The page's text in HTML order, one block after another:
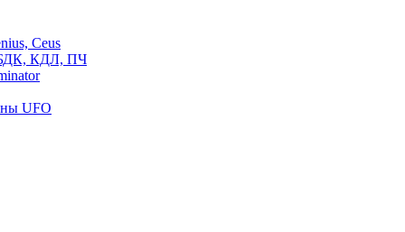
Ceus
КДЛ, ПЧ
UFO